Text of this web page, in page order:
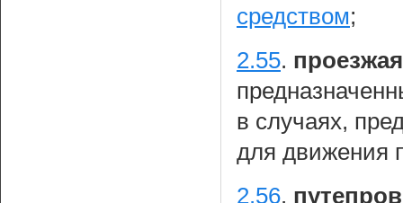
средством;
2.55.
в случаях,
для движения
2.56.